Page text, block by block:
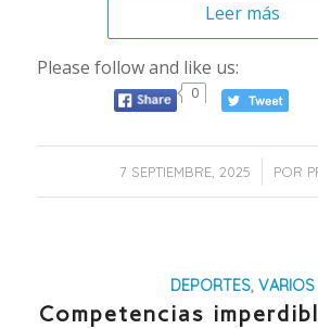
Leer más
Please follow and like us:
0
7 SEPTIEMBRE, 2025
/ POR
DEPORTES,VARIOS
Competencias